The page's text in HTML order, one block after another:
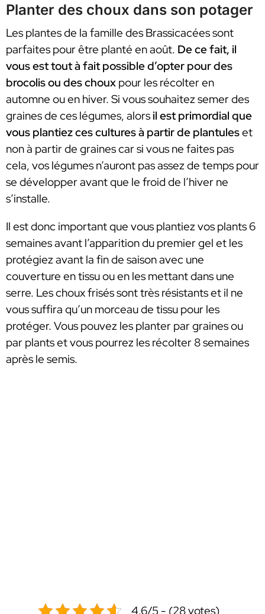
Planter des choux dans son potager
Les plantes de la famille des Brassicacées sont
parfaites pour être planté en août. De ce fait, il
vous est tout à fait possible d’opter pour des
brocolis ou des choux pour les récolter en
automne ou en hiver. Si vous souhaitez semer des
graines de ces légumes, alors il est primordial que
vous plantiez ces cultures à partir de plantuleset
non à partir de graines car si vous ne faites pas
cela, vos légumes n’auront pas assez de temps pour
se développer avant que le froid de l’hiver ne
s’installe.
Il est donc important que vous plantiez vos plants 6
semaines avant l’apparition du premier gel et les
protégiez avant la fin de saison avec une
couverture en tissu ou en les mettant dans une
serre. Les choux frisés sont très résistants et il ne
vous suffira qu’un morceau de tissu pour les
protéger. Vous pouvez les planter par graines ou
par plants et vous pourrez les récolter 8 semaines
après le semis.
4.6/5 - (28 votes)